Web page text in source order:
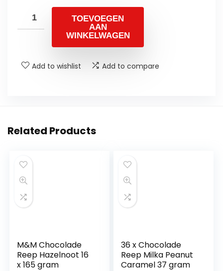
TOEVOEGEN
AAN
WINKELWAGEN
Add to wishlist Add to compare
Related Products
M&M Chocolade
Reep Hazelnoot 16
x 165 gram
36 x Chocolade
Reep Milka Peanut
Caramel 37 gram